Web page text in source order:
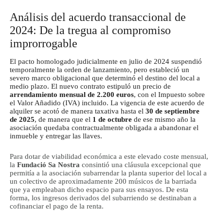
Análisis del acuerdo transaccional de
2024: De la tregua al compromiso
improrrogable
El pacto homologado judicialmente en julio de 2024 suspendió
temporalmente la orden de lanzamiento, pero estableció un
severo marco obligacional que determinó el destino del local a
medio plazo. El nuevo contrato estipuló un precio de
arrendamiento mensual de 2.200 euros, con el Impuesto sobre
el Valor Añadido (IVA) incluido. La vigencia de este acuerdo de
alquiler se acotó de manera taxativa hasta el 30 de septiembre
de 2025, de manera que el 1 de octubre de ese mismo año la
asociación quedaba contractualmente obligada a abandonar el
inmueble y entregar las llaves.
Para dotar de viabilidad económica a este elevado coste mensual,
la Fundació Sa Nostra consintió una cláusula excepcional que
permitía a la asociación subarrendar la planta superior del local a
un colectivo de aproximadamente 200 músicos de la barriada
que ya empleaban dicho espacio para sus ensayos. De esta
forma, los ingresos derivados del subarriendo se destinaban a
cofinanciar el pago de la renta.